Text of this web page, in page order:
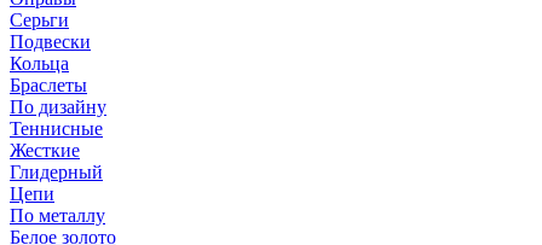
Серьги
Подвески
Кольца
Браслеты
По дизайну
Теннисные
Жесткие
Глидерный
Цепи
По металлу
Белое золото